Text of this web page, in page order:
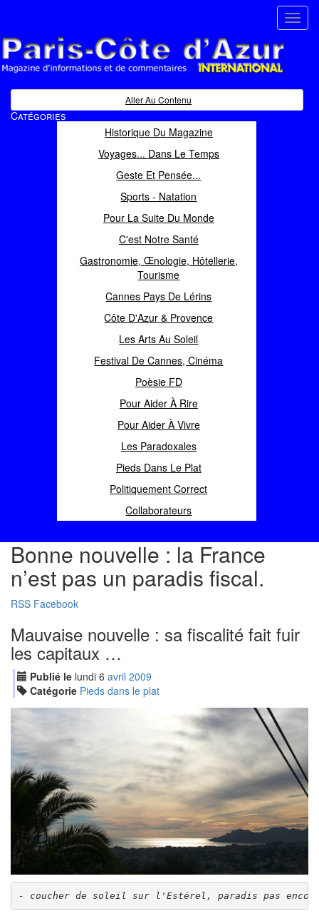
Magazine d'informations et de commentaires
Aller Au Contenu
Catégories
Historique Du Magazine
Voyages... Dans Le Temps
Geste Et Pensée...
Sports - Natation
Pour La Suite Du Monde
C'est Notre Santé
Gastronomie, Œnologie, Hôtellerie,
Tourisme
Cannes Pays De Lérins
Côte D'Azur & Provence
Les Arts Au Soleil
Festival De Cannes, Cinéma
Poèsie FD
Pour Aider À Rire
Pour Aider À Vivre
Les Paradoxales
Pieds Dans Le Plat
Politiquement Correct
Collaborateurs
Bonne nouvelle : la France
n’est pas un paradis fiscal.
RSS Facebook
Mauvaise nouvelle : sa fiscalité fait fuir
les capitaux …
Publié le lundi 6 avril 2009
Catégorie Pieds dans le plat
- coucher de soleil sur l'Estérel, paradis pas encore